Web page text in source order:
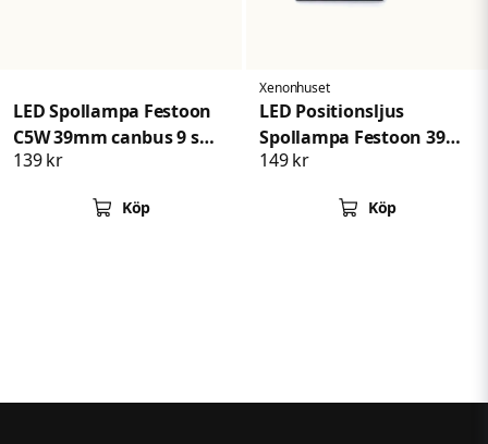
LED Spollampa Festoon
C5W 39mm canbus 9 smd
2-pack
139 kr
Köp
Xenonhuset
LED Positionsljus
Spollampa Festoon 39
mm RGB med
149 kr
Köp